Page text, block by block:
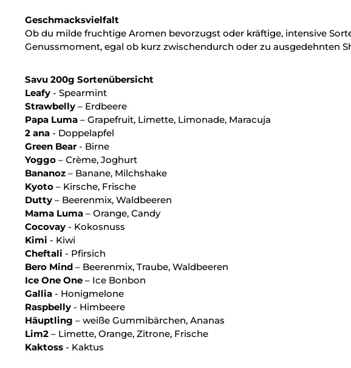
Geschmacksvielfalt
Ob du milde fruchtige Aromen bevorzugst oder kräftige, intensive
Genussmoment, egal ob kurz zwischendurch oder zu ausgedehnten
Savu 200g Sortenübersicht
Leafy - Spearmint
Strawbelly – Erdbeere
Papa Luma – Grapefruit, Limette, Limonade, Maracuja
2 ana - Doppelapfel
Green Bear- Birne
Yoggo – Crème, Joghurt
Bananoz – Banane, Milchshake
Kyoto – Kirsche, Frische
Dutty – Beerenmix, Waldbeeren
Mama Luma – Orange, Candy
Cocovay - Kokosnuss
Kimi - Kiwi
Cheftali - Pfirsich
Bero Mind – Beerenmix, Traube, Waldbeeren
Ice One One – Ice Bonbon
Gallia - Honigmelone
Raspbelly - Himbeere
Häuptling – weiße Gummibärchen, Ananas
Lim2 – Limette, Orange, Zitrone, Frische
Kaktoss - Kaktus